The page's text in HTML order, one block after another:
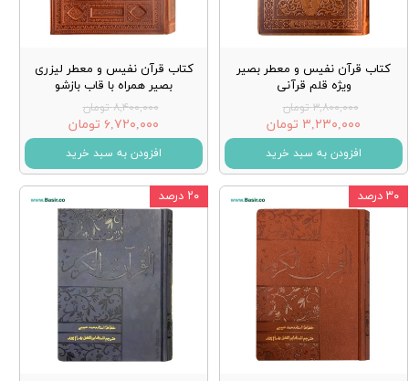
کتاب قرآن نفیس و معطر بصیر
ویژه قلم قرآنی
۳,۸۰۰,۰۰۰ تومان
۳,۲۳۰,۰۰۰ تومان
افزودن به سبد خرید
کتاب قرآن نفیس و معطر لیزری
بصیر همراه با قاب بازشو
۸,۴۰۰,۰۰۰ تومان
۶,۷۲۰,۰۰۰ تومان
افزودن به سبد خرید
۳۰ درصد ۲۰ درصد